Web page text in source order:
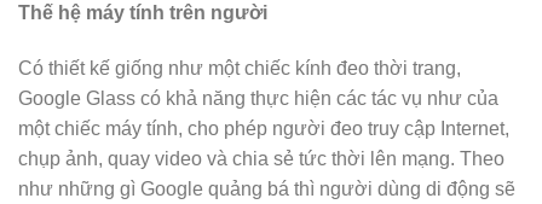
Thế hệ máy tính trên người
Có thiết kế giống như một chiếc kính đeo thời trang,
Google Glass có khả năng thực hiện các tác vụ như của
một chiếc máy tính, cho phép người đeo truy cập Internet,
chụp ảnh, quay video và chia sẻ tức thời lên mạng. Theo
như những gì Google quảng bá thì người dùng di động sẽ